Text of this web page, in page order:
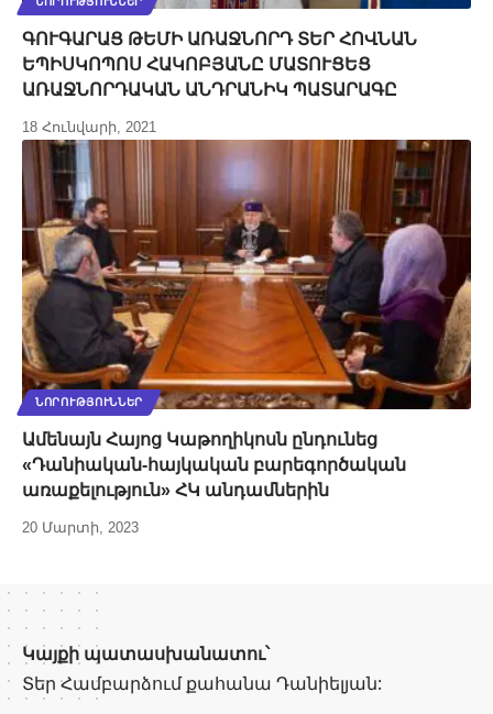
ԳՈՒԳԱՐԱՑ ԹԵՄԻ ԱՌԱՋՆՈՐԴ ՏԵՐ ՀՈՎՆԱՆ
ԵՊԻՍԿՈՊՈՍ ՀԱԿՈԲՅԱՆԸ ՄԱՏՈՒՑԵՑ
ԱՌԱՋՆՈՐԴԱԿԱՆ ԱՆԴՐԱՆԻԿ ՊԱՏԱՐԱԳԸ
18 Հունվարի, 2021
ՆՈՐՈՒԹՅՈՒՆՆԵՐ
Ամենայն Հայոց Կաթողիկոսն ընդունեց
«Դանիական-հայկական բարեգործական
առաքելություն» ՀԿ անդամներին
20 Մարտի, 2023
Կայքի պատասխանատու՝
Տեր Համբարձում քահանա Դանիելյան: